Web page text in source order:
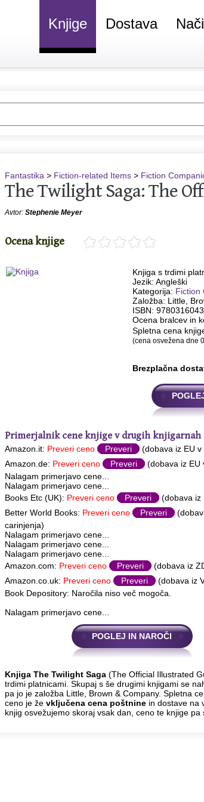
Knjige Dostava
Fantastika > Fiction-related Items > Fiction
The Twilight Saga: The
Avtor: Stephenie Meyer
Ocena knjige
Knjiga s trdimi
Jezik: Angleški
Kategorija: Fiction
Založba: Little,
ISBN:
Ocena bralcev in
Spletna cena
(cena osvežena dne
Brezplačna
Primerjalnik cene knjige v drugih knjigarnah
Amazon.it: Preveri ceno Preveri
(dobava iz EU
Amazon.de: Preveri ceno Preveri
(dobava iz EU
Nalagam primerjavo cene...
Nalagam primerjavo cene...
Books Etc (UK): Preveri ceno Preveri
(dobava iz
Better World Books: Preveri ceno Preveri
carinjenja)
Nalagam primerjavo cene...
Nalagam primerjavo cene...
Nalagam primerjavo cene...
Amazon.com: Preveri ceno Preveri
(dobava iz
Amazon.co.uk: Preveri ceno Preveri
(dobava iz
Book Depository: Naročila niso več mogoča.
Nalagam primerjavo cene...
POGLEJ IN NAROČI
Knjiga The Twilight Saga (The Official Illustrated
trdimi platnicami. Skupaj s še drugimi knjigami se
pa jo je založba Little, Brown & Company. Spletna
ceno je že vključena cena poštnine in dostave na
knjig osvežujemo skoraj vsak dan, ceno te knjige